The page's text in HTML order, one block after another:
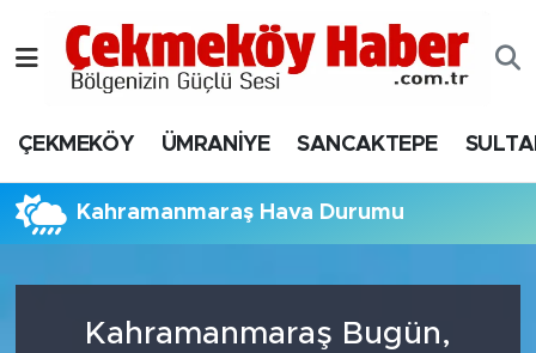
ÇEKMEKÖY ÜMRANİYE SANCAKTEPE
Kahramanmaraş Hava Durumu
Kahramanmaraş Bugün,
Nöbetçi Eczaneler
Hava Durumu
Namaz Vakitleri
Süper Lig Puan Durumu ve Fikstür